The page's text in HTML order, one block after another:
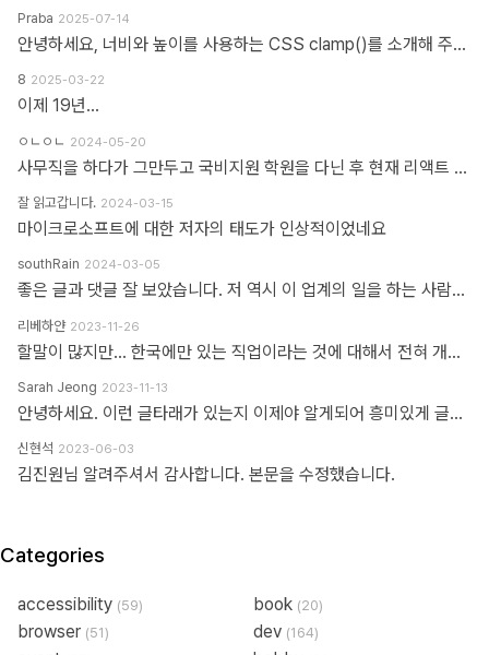
Praba 2025-07-14
안녕하세요, 너비와 높이를 사용하는 CSS clamp()를 소개해 주셔서 감사합니다. 작업 부담을 최소화하기 위해 calc(), min, max 등 언급하신 모든 기능을 갖춘 도구를 개발했습니다. https://clampgenerator.com/tools/layout-spacing-size/?property=width 에서 확인해 보세요. 즐거운 코딩 되세요.
8 2025-03-22
이제 19년...
ㅇㄴㅇㄴ 2024-05-20
사무직을 하다가 그만두고 국비지원 학원을 다닌 후 현재 리액트 개발자로 일하고 있습니다 다행인지 불행인지(?) 컴퓨터 학원을 간게 아니라 디자인 학원을 가게 되었고 그곳에서는 퍼블리셔와 프론트엔드 개발자의 용어를 혼동해서 사용하였습니다 즉 저는 한동한 "HTML 마크업 + 스타일링 + 약간의 이벤트" 오로지 "사용자가 보고 있는 부분"만 다루는 작업이 "프론트엔드 개발"로 알고 있었습니다 ============> 우리가 흔히 퍼블리셔라고 불리는 영역입니다 하지만 학습할수록 사용자 영역과 소위 백엔드라고 불리는 영역과의 호환이 필요하다는 것을 알게 되었고 그때부터 지금까지 배웠던것과 전혀 다른 역할과 기능들을 학습하게 되었습니다 즉 자바스크립트도 event와 document 부분이 아닌 배열과 객체를 편집하는 것을 배워야 하고 API를 호출해 어떻게 사용자 영역으로 가져와야 하는가 등등 기존 퍼블리셔 역할군과 전혀 다른 것들을 다루게 되었습니다 ============> 이것이 프론트엔드 영역입니다 제가 두 가지 길을 모두 걸어본 바 프론트엔드 개발은 퍼블리셔의 완벽한 상위 호환이고 추구하는 목적도, 기술도 완전히 다릅니다 처음부터 다른 길을 가야하고 생각의 구조도 다르게 가야합니다 그런 의미에서 처음에 퍼블리셔라는 말이 처음에는 편가르기 하는것처럼 싫었지만 지금은 명확하게 길을 제시한다는 관점에서 좋다는 생각을 해봅니다
잘 읽고갑니다. 2024-03-15
마이크로소프트에 대한 저자의 태도가 인상적이었네요
southRain 2024-03-05
좋은 글과 댓글 잘 보았습니다. 저 역시 이 업계의 일을 하는 사람으로써 '웹퍼블리셔' 라는 단어를 만드신 분을 이제 알았네요. 해당 용어를 만들어주셔서 감사합니다. 그 덕에 제 업무에 대한 명확한 기준을 세울 수 있었습니다. 전 이제껏 '웹퍼블리셔' 라는 직무에 부끄러운 적 없었습니다. '웹 퍼블리셔' 라는 직무를 부끄러워 하는 건, 본인이 해당 업무를 제대로 이해하지 못하고 잘 수행하지 못하기 때문이라고 생각해요. 해외와 국내의 개발업무 포지션에 대한 단어가 다를 뿐인데, 유독 국내 개발자들 중에는 굳이 급을 나누는 분들이 많더라구요. 근데 그렇게 급을 나누는 만큼 기본이 되어있는지 의심스러울 때도 많았습니다. 퍼블리셔와 상의없이 css framework 로 화면 대충 만들다가... 디자이너 요청 대로 화면 수정 못하고 대뜸 찾아와서는 수정해달라고 하는 적도 많았고... 만들어 준 화면도 자기 맘대로 이것저것 손대다가 오히려 화면 다 틀어지는 경우도 많이 봤습니다. 이런 걸 보면 오히려 '프론트엔드 개발자' 라고 본인을 지칭하는 분들이 해외와 전혀 다른 개념으로 이해하고 있는 게 아닌가 라는 생각도 들었습니다. 이제는 면역이 되서... 그런 분들 만나면 '그러려니...' 하고 말지만요. ㅎㅎ 각자가 맡은 업무가 있는 거고, 각자의 업무를 서로 존중하는 환경이 필요하다고 생각합니다. 그리고 각자의 자리에서 본인 업무를 충실하면 되지 않을까 싶습니다.
리베하얀 2023-11-26
할말이 많지만... 한국에만 있는 직업이라는 것에 대해서 전혀 개의치도 않고 부끄러워할 이유도 없다고 봅니다. 이 직업군에 대해서 이해라며녀 00년대에 무슨일이 일어났었는지.. 알필요가 있고 국내만의 특수한 환경때문에 만들어진 직업군이고... 근래에 들어 국제화가 되면서 문제시 몇몇분이 문제삼는것 같은데... 본인의 업무 바운더리는 본인이 만드는거지.. 그 단어안에 갇혀서 본인의 수준이나 인식을 만든다고 보지 않습니다. 코더니 UI개발자니, 퍼블리셔니, FE니.. 웹마스터니 풀스택이니 ㅎㅎ 많은 직업군으로 불리우고 있지만 솔직히 본인의 역량에 따라 불리운다고 생각합니다. 당시에 신현석님이 던진 하나의 단어에 여전히 밥먹고 살고 있고, 때때론 자부심도 느낍니다.
Sarah Jeong 2023-11-13
안녕하세요. 이런 글타래가 있는지 이제야 알게되어 흥미있게 글타래를 읽어보았네요. 제가 방금 글타래라고 쓴것처럼, 댓글이라는 단어에도 여러 다른 이름이 존재한다는 것을 우리는 암묵적으로 알고 있을 거라 생각하는데요 EX 1.) 글타래(민 우리말. 인터넷 게시판에서 어떤 게시글과 그에 대한 답신으로 쓰여진 게시글들의 모임. [NAVER 국어사전 글 인용]) = 댓글(게시물 밑에 남길 수 있는 글을 표현한 단어) = 코멘트(영어 코멘트를 한국어로 표현한 단어) = 리플(영어 reple을 한국어로 표현한 단어) = 스레드(thread) EX 2.) Height(사물의 높이, 사람의 키&신장, 키가 높음, 지상으로부터의 고도) 해당 단어는 발음에서 논란이 된적이 있습니다. (설마.. 고인물만 아는 거일지도...T^T..) 미국, 영국 등 주요국가에서는 해당 단어의 발음을 한국어 발음 표현으로 '하이트' or '하잍' 라고 읽으나, 스페인어로 해당 단어는 '헤이트' or '헤잍' 라고 읽습니다. 전 세계적으로 스페인어를 쓰는 인구는 2019년 3월 기준으로 4억 6천만명이며, 영어를 사용하는 인구는 3억 7천만명이라고 구글검색에 나옵니다. EX 3.) 2023년 현재 우리나라에서는 각 세대 별로 쓰는 한 가지 표현에 대한 단어들도 다릅니다. 50대 이상이신 분들은 한자어를 주로 사용하신 세대들이고, 10대 ~ 20대분들은 줄임말 또는 은어를 만들어 주로 사용하고 있습니다. 위의 예시와 같이 한 가지를 가리키는 명사에 여러가지 표현이 존재하고, 모든 사람들이 표준어 하나만 사용하고 있지 않으며, 전라도, 충정도, 경상도 방언이 존재한다는 사실도 암묵적으로 우리는 알고 있다 생각합니다 물론, 표준어처럼 한 가지 표현만 존재하면 다시 한번 확인하는 절차없이 의사소통이 원활할테지만, 우리는 일상속에서도 방언이나 댓글, 줄임말 등의 다른 표현들을 받아들이고 있는 존재들입니다. 만드신 분의 말씀대로 그저 지나온 과거에서는 그 표현이 필요하여 쓰여졌었다고 이해하고 넘어가시면 어떨까하여 주절대며 나불거려보았네요.. PS. 쓰잘데기 없는 제 생각을 읽어주셔서 고맙습니다.. AI도 발전해나가고 있는 마당에 같은 인종끼리 싸우지 맙시다~~~ㅋㅋㅋ
신현석 2023-06-03
김진원님 알려주셔서 감사합니다. 본문을 수정했습니다.
Categories
accessibility (59) book (20)
browser (51) dev (164)